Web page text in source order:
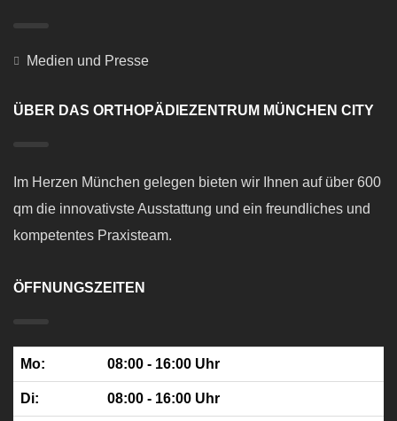
Medien und Presse
ÜBER DAS ORTHOPÄDIEZENTRUM MÜNCHEN CITY
Im Herzen München gelegen bieten wir Ihnen auf über 600
qm die innovativste Ausstattung und ein freundliches und
kompetentes Praxisteam.
ÖFFNUNGSZEITEN
Mo: 08:00 - 16:00 Uhr
Di: 08:00 - 16:00 Uhr